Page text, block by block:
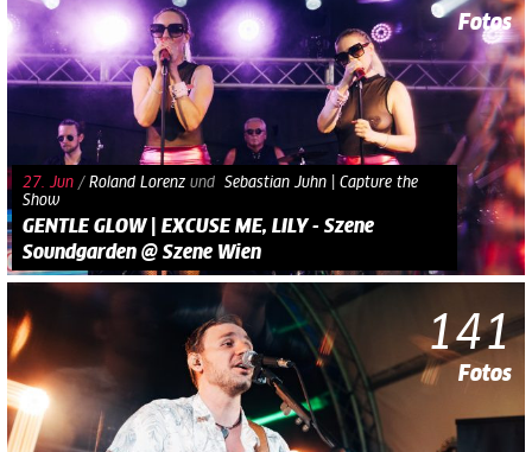
27. Jun / Roland Lorenz und​ Sebastian Juhn | Capture the
Show
GENTLE GLOW | EXCUSE ME, LILY - Szene
Soundgarden @ Szene Wien
Fotos
141
Fotos